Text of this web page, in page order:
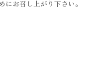
お召し上がり下さい。